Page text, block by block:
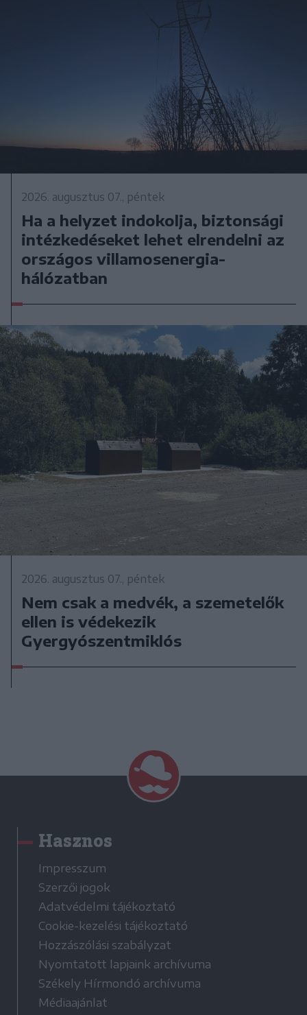
2026. augusztus 07., péntek
Ha a helyzet indokolja, biztonsági
intézkedéseket lehet elrendelni az
országos villamosenergia-
hálózatban
2026. augusztus 07., péntek
Nem csak a medvék, a szemetelők
ellen is védekezik
Gyergyószentmiklós
Hasznos
Impresszum
Szerzői jogok
Adatvédelmi tájékoztató
Cookie-kezelési tájékoztató
Hozzászólási szabályzat
Nyomtatott lapjaink archívuma
Székely Hírmondó archívuma
Médiaajánlat